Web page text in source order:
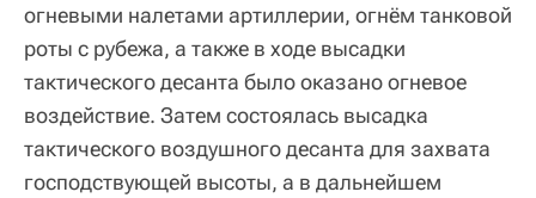
огневыми налетами артиллерии, огнём танковой
роты с рубежа, а также в ходе высадки
тактического десанта было оказано огневое
воздействие. Затем состоялась высадка
тактического воздушного десанта для захвата
господствующей высоты, а в дальнейшем